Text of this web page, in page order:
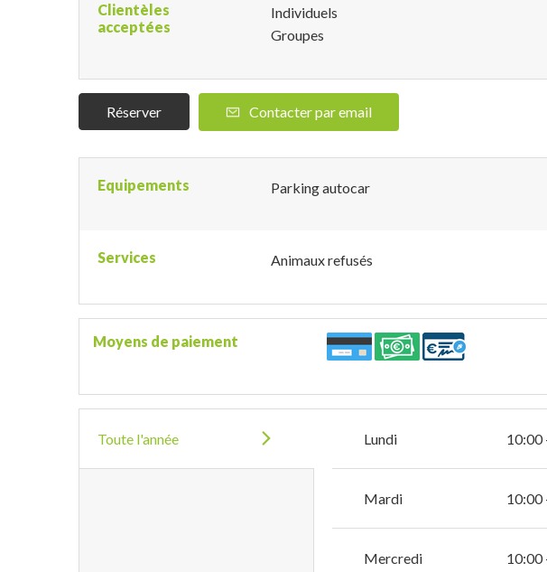
Clientèles
acceptées
Individuels
Groupes
Réserver Contacter par email
Equipements Parking autocar
Services Animaux refusés
Moyens de paiement
Toute l'année Lundi 10:00
Mardi 10:00
Mercredi 10:00